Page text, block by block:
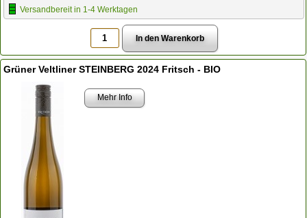
Versandbereit in 1-4 Werktagen
Grüner Veltliner STEINBERG 2024 Fritsch - BIO
Mehr Info